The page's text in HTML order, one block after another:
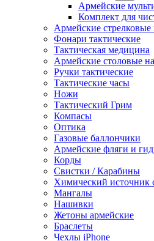
Армейские
Комплект для
Армейские
Фонари тактические
Тактическая медицина
Армейские столовые
Ручки тактические
Тактические часы
Ножи
Тактический Грим
Компасы
Оптика
Газовые баллончики
Армейские фляги и
Корды
Свистки / Карабины
Химический источник
Мангалы
Нашивки
Жетоны армейские
Браслеты
Чехлы iPhone